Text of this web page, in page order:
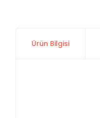
Ürün Bilgisi